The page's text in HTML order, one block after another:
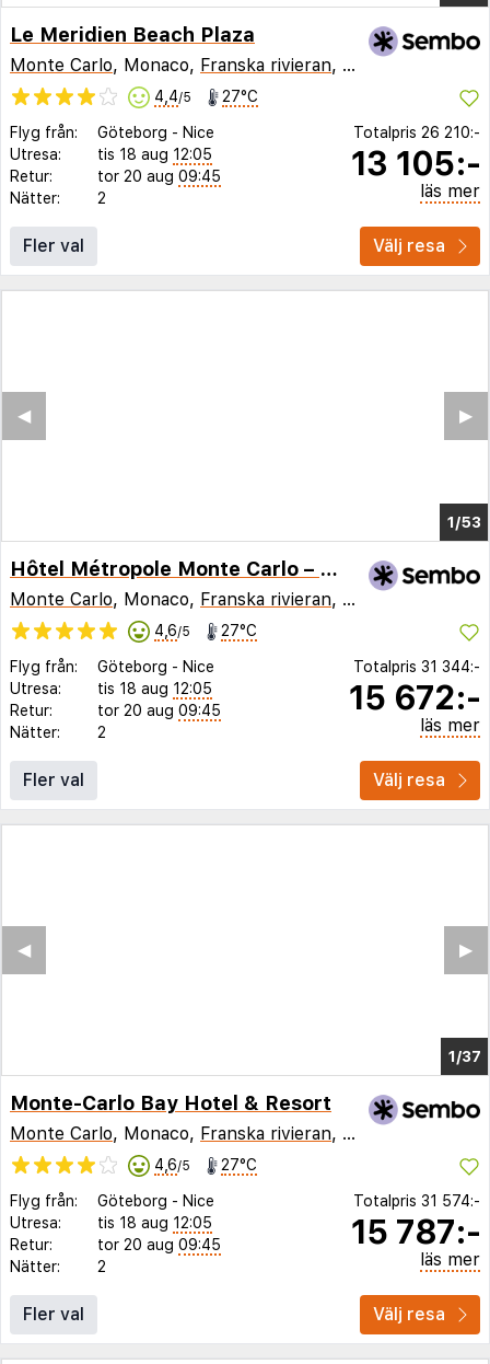
Le Meridien Beach Plaza
Monte Carlo, Monaco, Franska rivieran, Frankrike
4,4/5 27°C
Flyg från: Göteborg - Nice
Utresa:
tis 18 aug 12:05
Retur:
tor 20 aug 09:45
Nätter:
2
Totalpris 26 210:-
13 105:-
läs mer
Fler val Välj resa
1/48
▶︎
◀︎
Hôtel Métropole Monte Carlo – Spa Guerlain
Monte Carlo, Monaco, Franska rivieran, Frankrike
4,6/5 27°C
Flyg från: Göteborg - Nice
Utresa:
tis 18 aug 12:05
Retur:
tor 20 aug 09:45
Nätter:
2
Totalpris 31 344:-
15 672:-
läs mer
Fler val Välj resa
1/33
▶︎
◀︎
Monte-Carlo Bay Hotel & Resort
Monte Carlo, Monaco, Franska rivieran, Frankrike
4,6/5 27°C
Flyg från: Göteborg - Nice
Utresa:
tis 18 aug 12:05
Retur:
tor 20 aug 09:45
Nätter:
2
Totalpris 31 574:-
15 787:-
läs mer
Fler val Välj resa